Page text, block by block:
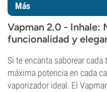
Más
Vapman 2.0 - Inhale:
funcionalidad y
Si te encanta saborear
máxima potencia en cada
vaporizador ideal. El